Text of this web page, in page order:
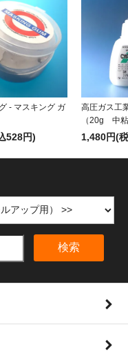
- マスキング ガ
528円)
高圧ガス工
（20g 中
1,480円(
検索